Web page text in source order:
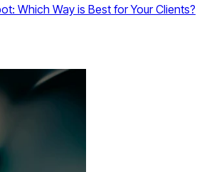
Which Way is Best for Your Clients?